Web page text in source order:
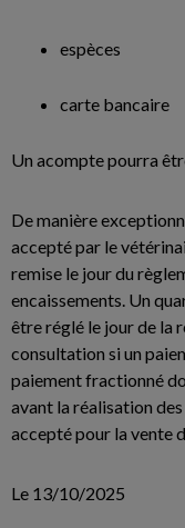
espèces
carte bancaire
Un acompte pourra
De manière
accepté par le
remise le jour du
encaissements. Un
être réglé le jour de la
consultation si un
paiement fractionné
avant la réalisation
accepté pour la vente
Le 13/10/2025